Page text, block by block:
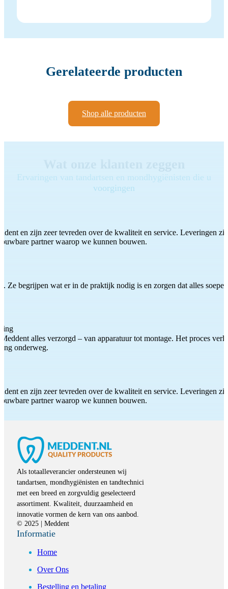
Gerelateerde producten
Shop alle producten
Ervaringen van tandartsen en mondhygiënisten die u
voorgingen
en zijn zeer tevreden over de kwaliteit en service. Leveringen
partner waarop we kunnen bouwen.
Ze begrijpen wat er in de praktijk nodig is en zorgen dat alles
alles verzorgd – van apparatuur tot montage. Het proces
onderweg.
en zijn zeer tevreden over de kwaliteit en service. Leveringen
partner waarop we kunnen bouwen.
Als totaalleverancier ondersteunen wij
tandartsen, mondhygiënisten en tandtechnici
met een breed en zorgvuldig geselecteerd
assortiment. Kwaliteit, duurzaamheid en
innovatie vormen de kern van ons aanbod.
© 2025 | Meddent
Informatie
Home
Over Ons
Bestelling en betaling